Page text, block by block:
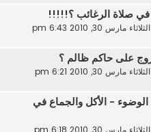
في صلاة الرغائب ؟!!!!!
الثلاثاء مارس 30, 2010 6:43 pm
الثلاثاء مارس 30, 2010 6:21 pm
الوضوء - الأكل والجماع في
الثلاثاء مارس 30, 2010 6:18 pm